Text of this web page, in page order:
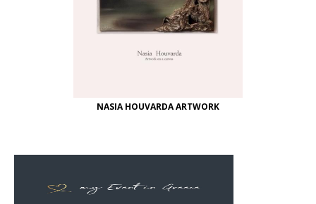
NASIA HOUVARDA ARTWORK